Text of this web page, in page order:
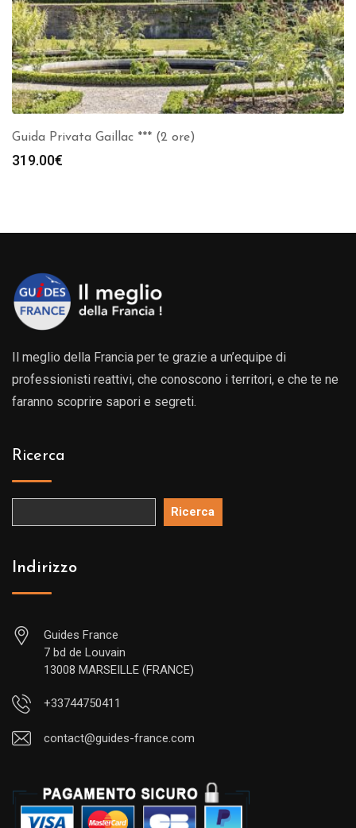
Guida Privata Gaillac *** (2 ore)
319.00€
Il meglio della Francia per te grazie a un’equipe di
professionisti reattivi, che conoscono i territori, e che te ne
faranno scoprire sapori e segreti.
Ricerca
Ricerca
Indirizzo
Guides France
7 bd de Louvain
13008 MARSEILLE (FRANCE)
+33744750411
contact@guides-france.com